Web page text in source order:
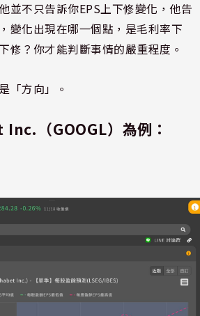
並不只告訴你EPS上下修變化，他告
變化出現在哪一個點，是毛利率下
修？你才能判斷事情的嚴重程度。
「方向」。
（GOOGL）為例：